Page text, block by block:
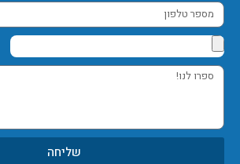
מספר
טלפון
ספרו
שליחה